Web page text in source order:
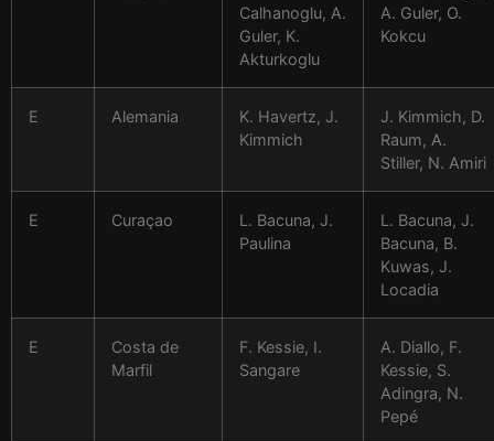
Calhanoglu, A.
Guler, K.
Akturkoglu
A. Guler, O.
Kokcu
E Alemania
K. Havertz, J.
Kimmich
J. Kimmich, D.
Raum, A.
Stiller, N. Amiri
E Curaçao
L. Bacuna, J.
Paulina
L. Bacuna, J.
Bacuna, B.
Kuwas, J.
Locadia
E
Costa de
Marfil
F. Kessie, I.
Sangare
A. Diallo, F.
Kessie, S.
Adingra, N.
Pepé